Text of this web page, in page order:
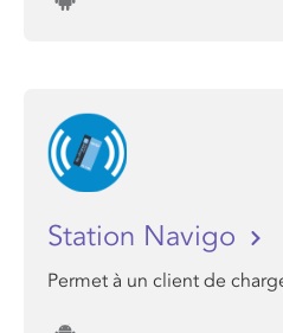
Station Navigo
Permet à un client de